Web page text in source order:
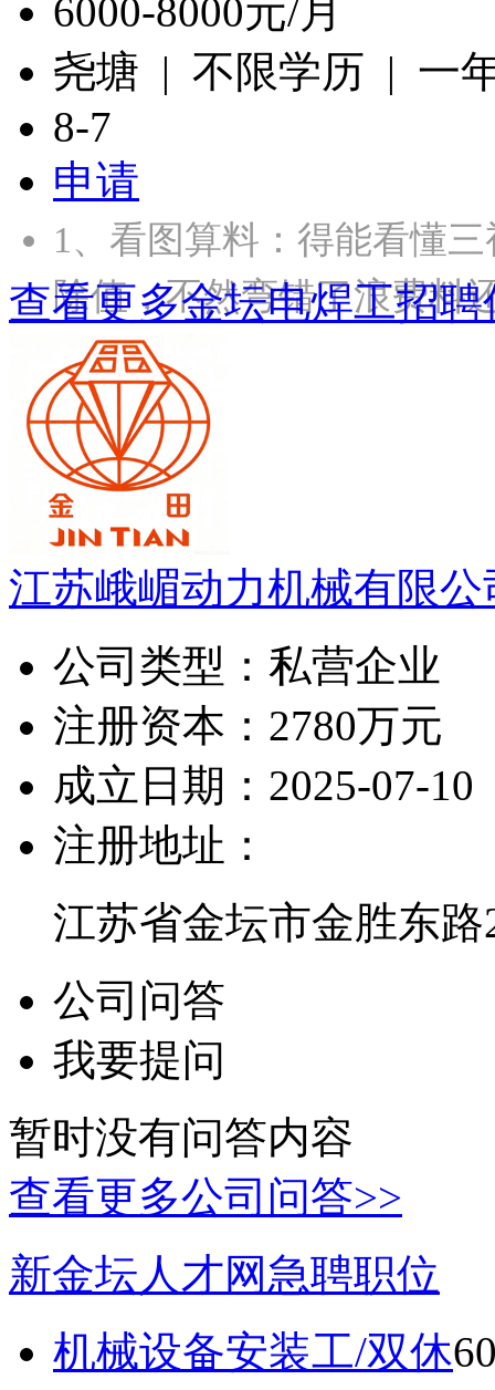
6000-8000元/月
尧塘 | 不限学历 | 一
8-7
申请
1、‌看图算料‌：得能看懂
除值，不然弯错了浪费
查看更多金坛电焊工招聘
江苏峨嵋动力机械有限公
公司类型： 私营企业
注册资本： 2780万元
成立日期： 2025-07-10
注册地址：
江苏省金坛市金胜东路
公司问答
我要提问
暂时没有问答内容
查看更多公司问答>>
新金坛人才网急聘职位
机械设备安装工/双休